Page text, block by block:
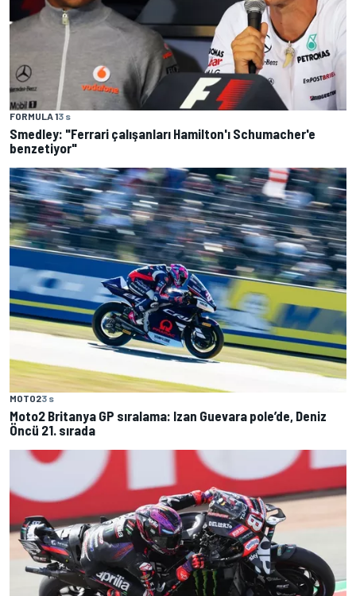
FORMULA 13 s
Smedley: "Ferrari çalışanları Hamilton'ı Schumacher'e
benzetiyor"
MOTO23 s
Moto2 Britanya GP sıralama: Izan Guevara pole’de, Deniz
Öncü 21. sırada